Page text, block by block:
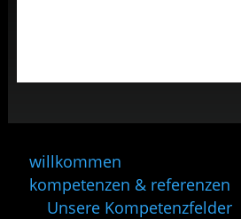
willkommen
kompetenzen & referenzen
Unsere Kompetenzfelder